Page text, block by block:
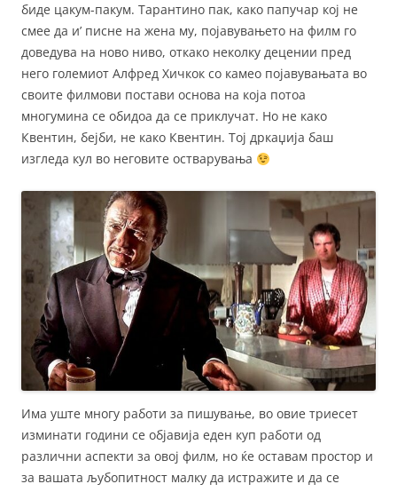
биде цакум-пакум. Тарантино пак, како папучар кој не
смее да и’ писне на жена му, појавувањето на филм го
доведува на ново ниво, откако неколку децении пред
него големиот Алфред Хичкок со камео појавувањата во
своите филмови постави основа на која потоа
многумина се обидоа да се приклучат. Но не како
Квентин, бејби, не како Квентин. Тој дркаџија баш
изгледа кул во неговите остварувања
Има уште многу работи за пишување, во овие триесет
изминати години се објавија еден куп работи од
различни аспекти за овој филм, но ќе оставам простор и
за вашата љубопитност малку да истражите и да се